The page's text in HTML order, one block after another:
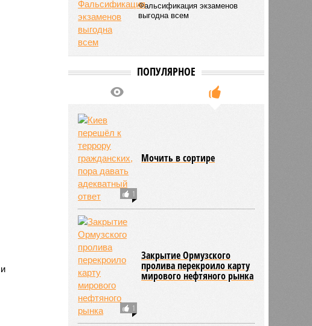
Фальсификация экзаменов
выгодна всем
ПОПУЛЯРНОЕ
1
Мочить в сортире
1
Закрытие Ормузского
пролива перекроило карту
мирового нефтяного рынка